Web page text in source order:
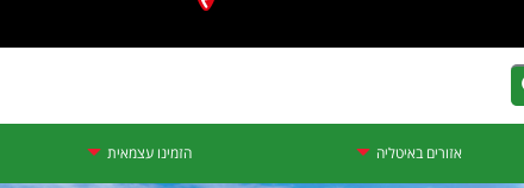
אזורים באיטליה הזמינו עצמאית